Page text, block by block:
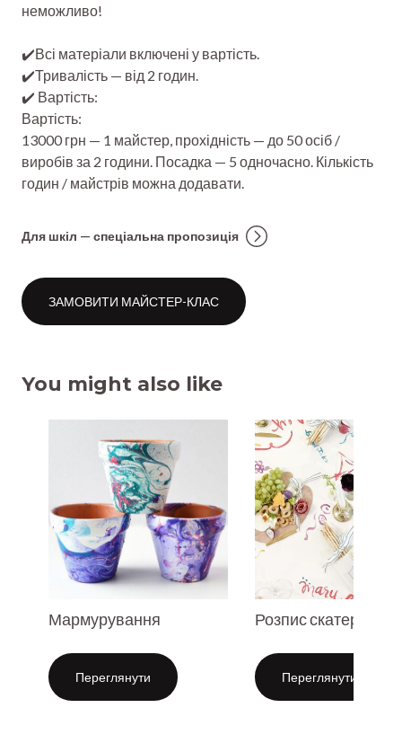
неможливо!
✔️Всі матеріали включені у вартість.
✔️Тривалість — від 2 годин.
✔️ Вартість:
Вартість:
13000 грн — 1 майстер, прохідність — до 50 осіб /
виробів за 2 години. Посадка — 5 одночасно. Кількість
годин / майстрів можна додавати.
Для шкіл — спеціальна пропозиція
ЗАМОВИТИ МАЙСТЕР-КЛАС
You might also like
Мармурування
Переглянути
Розпис скатертин
Переглянути